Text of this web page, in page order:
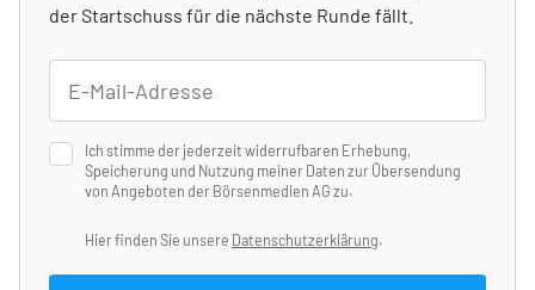
der Startschuss für die nächste Runde fällt.
Ich stimme der jederzeit widerrufbaren Erhebung,
Speicherung und Nutzung meiner Daten zur Übersendung
von Angeboten der Börsenmedien AG zu.
Hier finden Sie unsere Datenschutzerklärung.